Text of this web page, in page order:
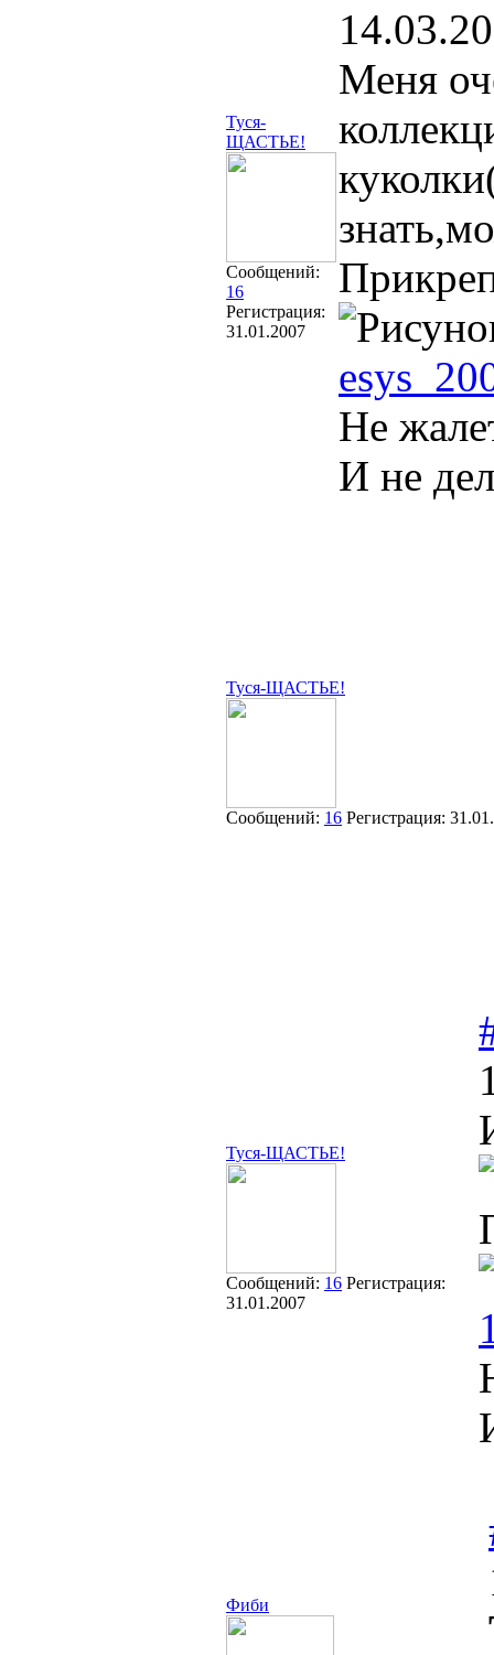
Туся-
ЩАСТЬЕ!
Сообщений:
16
Регистрация:
31.01.2007
Меня
Не
И не
Туся-ЩАСТЬЕ!
Сообщений: 16 Регистрация:
Туся-ЩАСТЬЕ!
Сообщений: 16 Регистрация:
31.01.2007
Фиби